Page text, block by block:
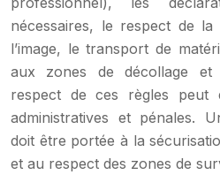
nécessaires, le respect de
l’image, le transport de
aux zones de décollage et
respect de ces règles peut
administratives et pénales.
doit être portée à la
et au respect des zones de